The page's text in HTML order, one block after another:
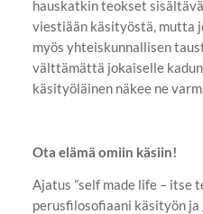
hauskatkin teokset
viestiään käsityöstä, mutta
myös yhteiskunnallisen
välttämättä jokaiselle
käsityöläinen näkee ne
Ota elämä omiin käsiin!
Ajatus ”self made life – itse
perusfilosofiaani käsityön